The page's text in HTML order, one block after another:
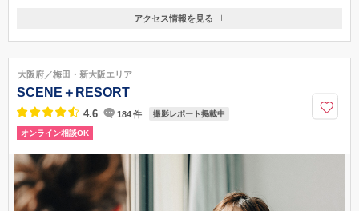
埼玉県さいたま市大宮区土手町3-272-1
武バス1番上尾行き3停留所『北大宮駅入り口』下車徒歩30秒
048-665-9655
アクセス情報を見る
大阪府／梅田・新大阪エリア
SCENE＋RESORT
4.6 184件 撮影レポート掲載中
オンライン相談OK